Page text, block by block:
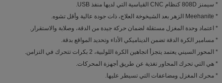
* سيمنز 808D كنظام CNC القياسية التي لديها منفذ USB.
* Meehanite الزهر بعد الشيخوخة العلاج، ذات جودة عالية وأقل تشوه.
* اعتماد وحدة المغزل مستقلة لضمان حركة جيدة من الدقة، وصلابة والاستقرار.
* مسامير الكرة الدقة تضمن الديناميكي الأداء وتحديد المواقع بدقة.
* المحور السيني يعتمد يتجزأ اتجاهين الكرة اللولبية، 2 بكرات تتحرك في التزامن.
* هي التي تحرك المحاور تغذية عن طريق أجهزة المحركات.
* محرك المغزل ومضاعفات التي تسيطر عليها.